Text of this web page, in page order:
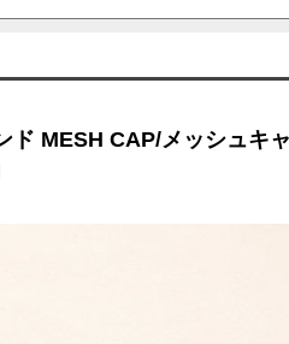
ド MESH CAP/メッシュキ